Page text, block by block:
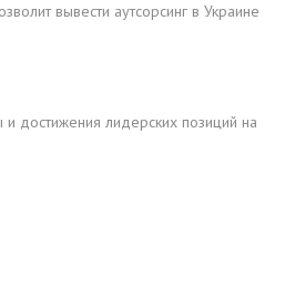
вывести аутсорсинг в Украине
достижения лидерских позиций на